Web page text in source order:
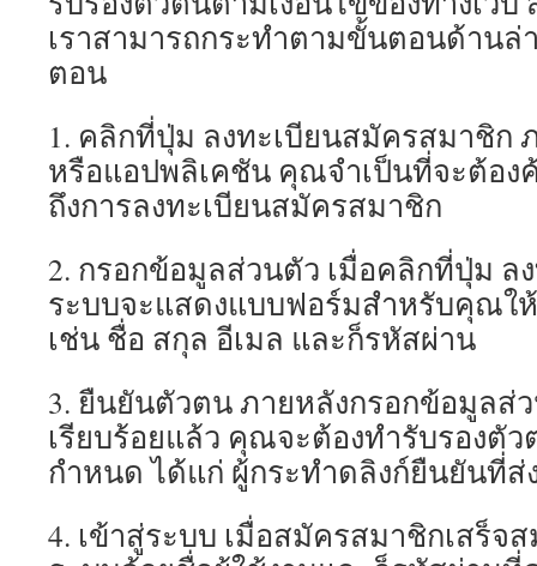
เราสามารถกระทำตามขั้นตอนด้านล่
ตอน
1. คลิกที่ปุ่ม ลงทะเบียนสมัครสมาชิก
หรือแอปพลิเคชัน คุณจำเป็นที่จะต้อง
ถึงการลงทะเบียนสมัครสมาชิก
2. กรอกข้อมูลส่วนตัว เมื่อคลิกที่ปุ่ม ล
ระบบจะแสดงแบบฟอร์มสำหรับคุณใ
เช่น ชื่อ สกุล อีเมล และก็รหัสผ่าน
3. ยืนยันตัวตน ภายหลังกรอกข้อมูลส่
เรียบร้อยแล้ว คุณจะต้องทำรับรองตั
กำหนด ได้แก่ ผู้กระทำดลิงก์ยืนยันที่ส่
4. เข้าสู่ระบบ เมื่อสมัครสมาชิกเสร็จ